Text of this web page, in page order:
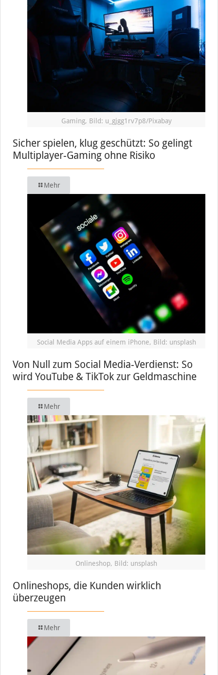
Gaming, Bild: u_gjgg1rv7p8/Pixabay
Sicher spielen, klug geschützt: So gelingt
Multiplayer-Gaming ohne Risiko
Mehr
Social Media Apps auf einem iPhone, Bild: unsplash
Von Null zum Social Media-Verdienst: So
wird YouTube & TikTok zur Geldmaschine
Mehr
Onlineshop, Bild: unsplash
Onlineshops, die Kunden wirklich
überzeugen
Mehr